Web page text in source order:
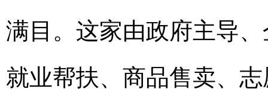
满目。这家由政府主导
就业帮扶、商品售卖、